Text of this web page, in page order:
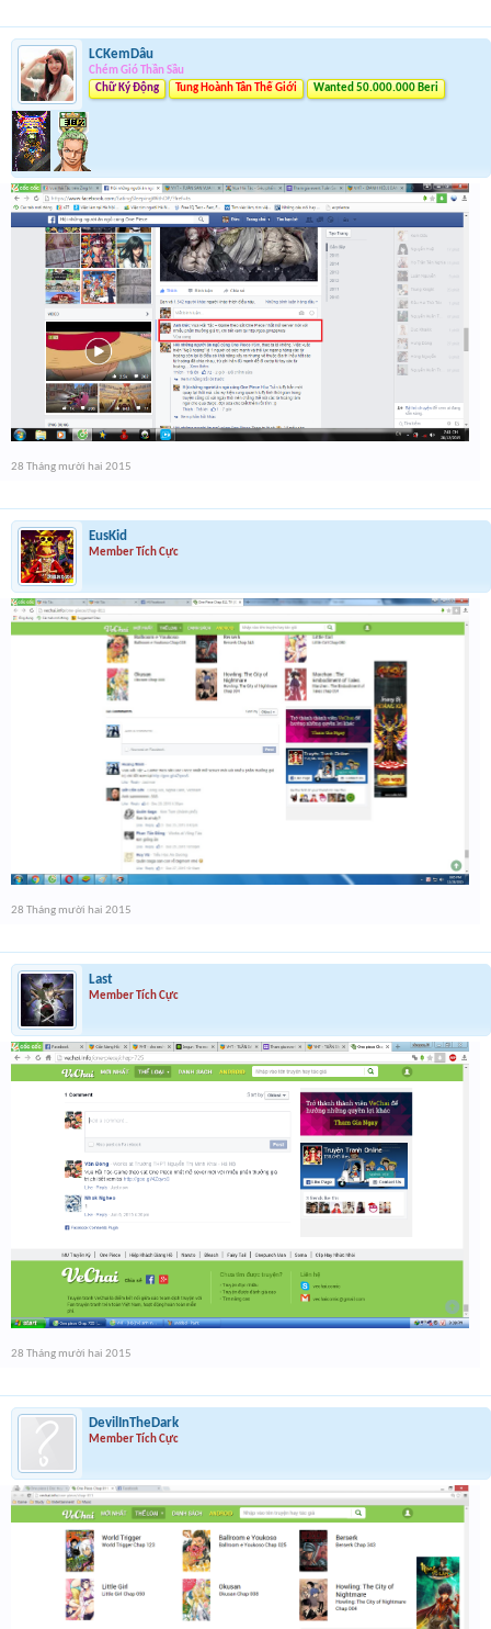
LCKemDâu
Chém Gió Thần Sầu
Chữ Ký Động
Tung Hoành Tân Thế Giới Wanted 50.000.000 Beri
28 Tháng mười hai 2015
EusKid
Member Tích Cực
28 Tháng mười hai 2015
Last
Member Tích Cực
28 Tháng mười hai 2015
DevilInTheDark
Member Tích Cực